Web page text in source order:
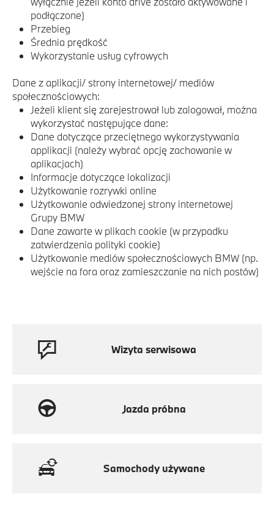
podłączone)
Przebieg
Średnia prędkość
Wykorzystanie usług cyfrowych
Dane z aplikacji/ strony internetowej/ mediów
społecznościowych:
Jeżeli klient się zarejestrował lub zalogował, można
wykorzystać następujące dane:
Dane dotyczące przeciętnego wykorzystywania
applikacji (należy wybrać opcję zachowanie w
aplikacjach)
Informacje dotyczące lokalizacji
Użytkowanie rozrywki online
Użytkowanie odwiedzonej strony internetowej
Grupy BMW
Dane zawarte w plikach cookie (w przypadku
zatwierdzenia polityki cookie)
Użytkowanie mediów społecznościowych BMW (np.
wejście na fora oraz zamieszczanie na nich postów)
Wizyta serwisowa
Jazda próbna
Samochody używane